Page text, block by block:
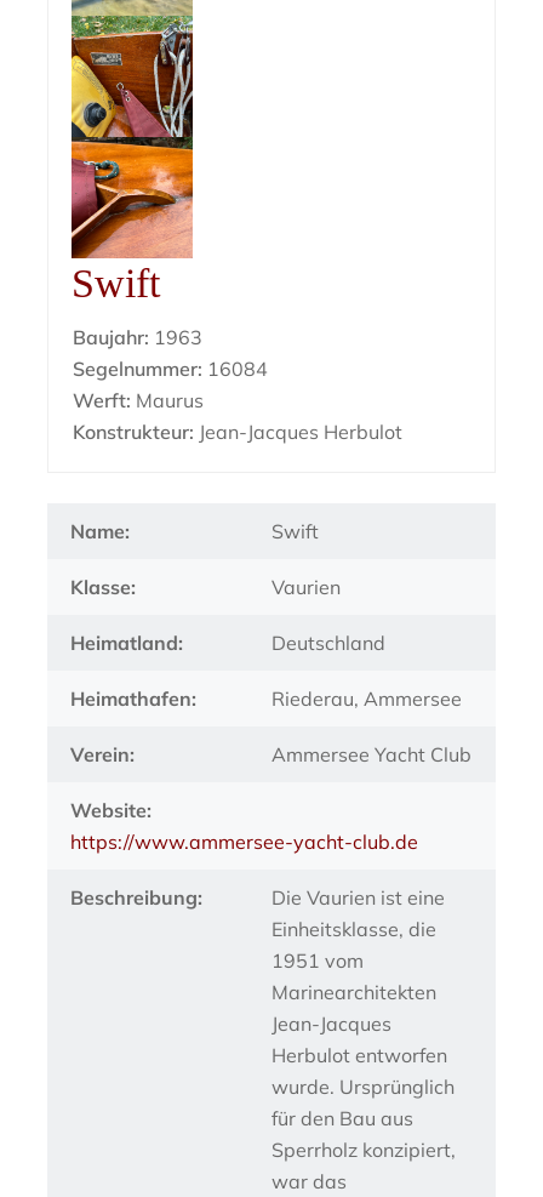
Swift
Baujahr: 1963
Segelnummer: 16084
Werft: Maurus
Konstrukteur: Jean-Jacques Herbulot
Name: Swift
Klasse: Vaurien
Heimatland: Deutschland
Heimathafen: Riederau, Ammersee
Verein: Ammersee Yacht Club
Website:
https://www.ammersee-yacht-club.de
Beschreibung:
Die Vaurien ist eine
Einheitsklasse, die
1951 vom
Marinearchitekten
Jean-Jacques
Herbulot entworfen
wurde. Ursprünglich
für den Bau aus
Sperrholz konzipiert,
war das